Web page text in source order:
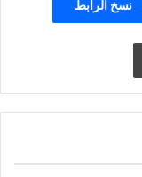
نسخ الرابط
مشاركة عبر البريد